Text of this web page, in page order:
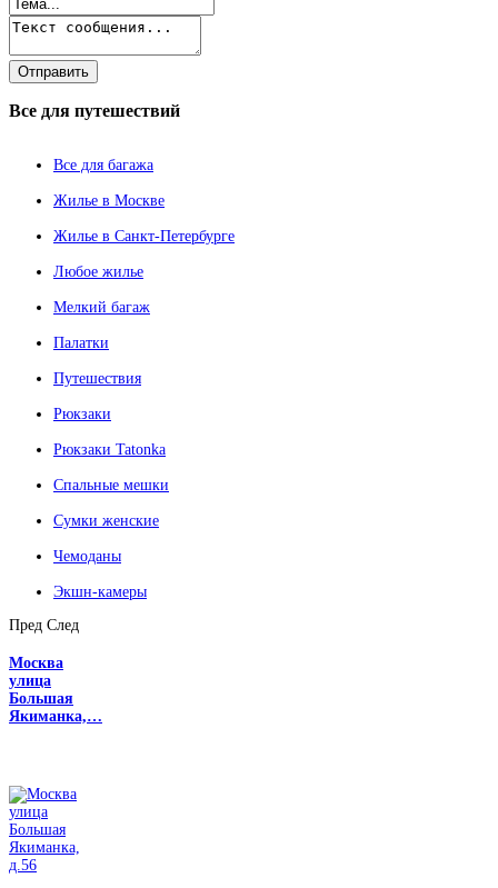
Все для путешествий
Все для багажа
Жилье в Москве
Жилье в Санкт-Петербурге
Любое жилье
Мелкий багаж
Палатки
Путешествия
Рюкзаки
Рюкзаки Tatonka
Спальные мешки
Сумки женские
Чемоданы
Экшн-камеры
Пред След
Москва
улица
Большая
Якиманка,…